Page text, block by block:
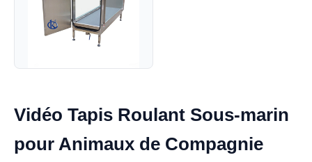
Vidéo Tapis Roulant Sous-marin
pour Animaux de Compagnie